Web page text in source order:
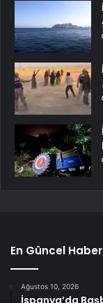
En Güncel
Ağustos 10, 2026